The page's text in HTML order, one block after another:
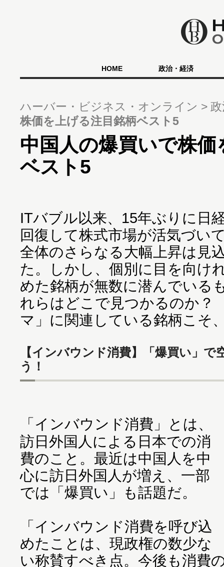
HOME 政治・経済
ハーバー・ビジネス・オンライン
株価を上げる注目銘柄ベスト5
中国人の爆買いで株
ベスト5
ITバブル以来、15年ぶりに日
回復して株式市場が活気づい
全体のさらなる大幅上昇は見
た。しかし、個別に目を向け
めた銘柄が無数に潜んでいる
れらはどこで見つかるのか
マ」に関連している銘柄こそ
【インバウンド消費】「爆買い」
う！
「インバウンド消費」とは、
訪日外国人による日本での消
費のこと。最近は中国人を中
心に訪日外国人が増え、一部
では「爆買い」も話題だ。
「インバウンド消費を呼び込
めたことは、現政権の数少な
い称賛すべき点。今後も消費